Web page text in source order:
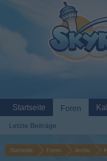
Startseite Foren Archiv
Startseite Foren
Letzte Beiträge